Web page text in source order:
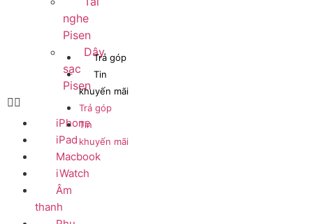
nghe
Pisen
Dây
sạc
Pisen
iPhone
iPad
Macbook
iWatch
Âm
thanh
Trả góp
Tin
khuyến mãi
Trả góp
Tin
khuyến mãi